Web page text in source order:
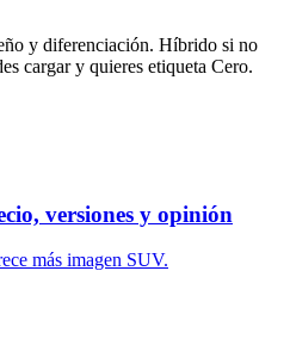
y diferenciación. Híbrido si no
cargar y quieres etiqueta Cero.
versiones y opinión
más imagen SUV.